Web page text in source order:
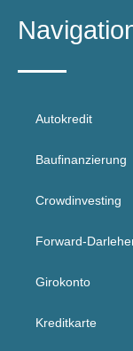
Autokredit
Baufinanzierung
Crowdinvesting
Forward-
Girokonto
Kreditkarte